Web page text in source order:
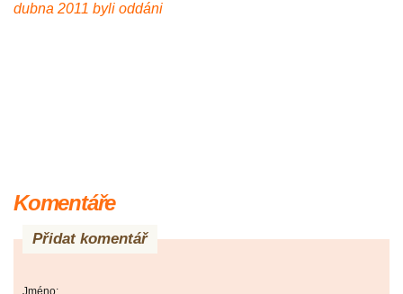
dubna 2011 byli oddáni
Komentáře
Přidat komentář